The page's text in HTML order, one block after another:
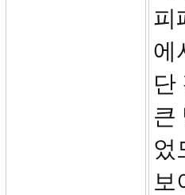
피
에
단
큰
었
보